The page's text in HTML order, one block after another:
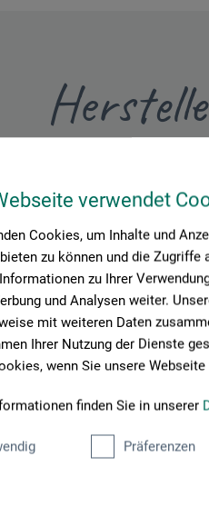
verwendet
Cookies, um Inhalte und
zu können und die
zu Ihrer
und Analysen weiter.
mit weiteren Daten
Ihrer Nutzung der Dienste
wenn Sie unsere
finden Sie in unserer
Präferenzen
+ innovations